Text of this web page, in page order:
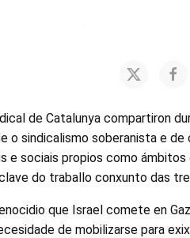
de Catalunya compartiron
o sindicalismo soberanista e
e sociais propios como
do traballo conxunto das
que Israel comete en
de mobilizarse para